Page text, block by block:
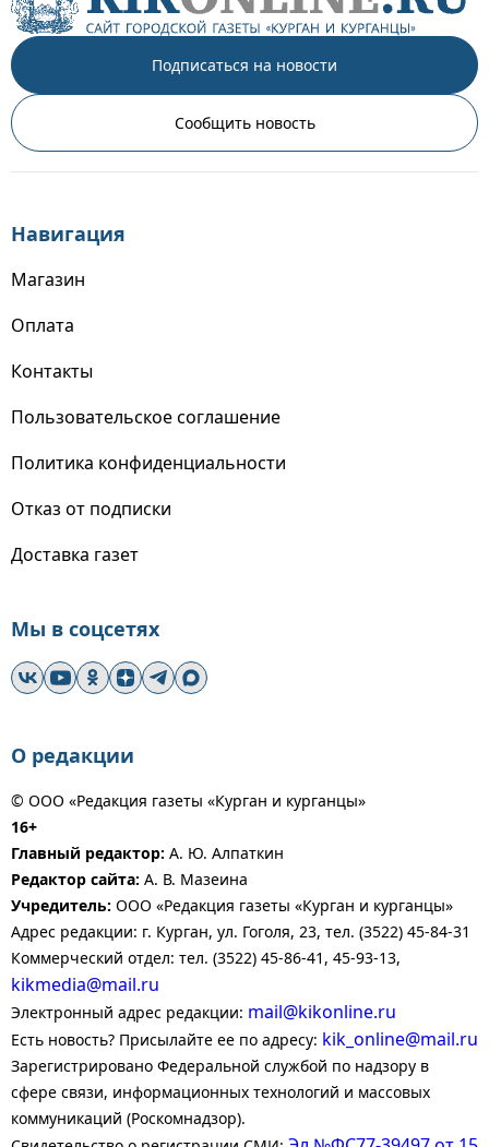
Подписаться на новости
Сообщить новость
Навигация
Магазин
Оплата
Контакты
Пользовательское соглашение
Политика конфиденциальности
Отказ от подписки
Доставка газет
Мы в соцсетях
О редакции
© ООО «Редакция газеты «Курган и курганцы»
16+
Главный редактор: А. Ю. Алпаткин
Редактор сайта: А. В. Мазеина
Учредитель: ООО «Редакция газеты «Курган и курганцы»
Адрес редакции: г. Курган, ул. Гоголя, 23, тел. (3522) 45-84-31
Коммерческий отдел: тел. (3522) 45-86-41, 45-93-13,
kikmedia@mail.ru
Электронный адрес редакции: mail@kikonline.ru
Есть новость? Присылайте ее по адресу: kik_online@mail.ru
Зарегистрировано Федеральной службой по надзору в
сфере связи, информационных технологий и массовых
коммуникаций (Роскомнадзор).